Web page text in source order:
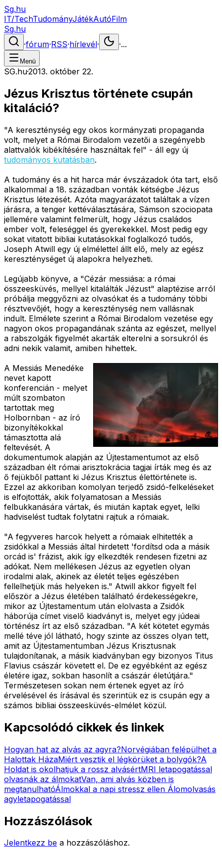
Sg.hu
IT/TechTudományJátékAutóFilm
Sg.hu
·fórum·RSS·hírlevél· ·...
Menü
SG.hu·2013. október 22.
Jézus Krisztus története csupán
kitaláció?
"A kereszténység egy okos kormányzati propaganda
volt, melyet a Római Birodalom vezetői a szegényebb
alattvalók kibékítésére használtak fel" - áll egy új
tudományos kutatásban.
A tudomány és a hit harca már évszázadok óta tart, első
alkalommal a 18. században vonták kétségbe Jézus
Krisztus létezését. Azóta magyarázatot találtak a vízen
járásra, a tenger kettéválasztására, Sámson szociopata
jellemére valamint felmerült, hogy Jézus családos
ember volt, feleséggel és gyerekekkel. Most pedig egy
sokat vitatott bibliai kutatásokkal foglalkozó tudós,
Joseph Atwill egy új elmélettel állt elő, mely az egész
kereszténységet új alapokra helyezheti.
Legújabb könyve, a "Cézár messiása: a római
összeesküvés, mellyel kitalálták Jézust" alaptézise arról
próbálja meggyőzni az olvasókat és a tudomány többi
résztvevőjét, hogy a kereszténység nem vallásnak
indult. Elmélete szerint a Római Birodalom vezetése egy
nagyon okos propagandának szánta az egészet, mellyel
a rabszolgák figyelmét akarták elterelni a sorsukról és
adni nekik valamit, amiben hihettek.
A Messiás Menedéke
nevet kapott
konferencián - melyet
múlt szombaton
tartottak meg
Holbornban - az író
bizonyítékokkal
támasztotta alá
feltevését. A
dokumentumok alapján az Újtestamentumot az első
században élt római arisztokrácia tagjai írták meg és az
ő fejükből pattant ki Jézus Krisztus élettörténete is.
Ezzel az akkoriban komolyan terjedő zsidó-felkeléseket
is elfojtották, akik folyamatosan a Messiás
felbukkanására vártak, és miután kaptak egyet, lelki
hadviselést tudtak folytatni rajtuk a rómaiak.
"A fegyveres harcok helyett a rómaiak elhitették a
zsidókkal a Messiás által hirdetett 'fordítsd oda a másik
orcád is' frázist, akik így elkezdték rendesen fizetni az
adókat. Nem mellékesen Jézus az egyetlen olyan
irodalmi alak, akinek az életét teljes egészében
fellelhetjük más helyeken is." Atwill akkor figyelt fel
először a Jézus életében található érdekességekre,
mikor az Újtestamentum után elolvasta a Zsidók
háborúja címet viselő kiadványt is, melyet egy júdeai
történész írt az első században. "A két kötetet egymás
mellé téve jól látható, hogy szinte az összes olyan tett,
amit az Újtestamentumban Jézus Krisztusnak
tulajdonítanak, a másik kiadványban egy bizonyos Titus
Flavius császár követett el. De ez egyébként az egész
életére igaz, sokban hasonlít a császár életútjára."
Természetesen sokan nem értenek egyet az író
érvelésével és írásával és szerintük ez is csupán egy a
számos bibliai összeesküvés-elmélet közül.
Kapcsolódó cikkek és linkek
Hogyan hat az alvás az agyra?Norvégiában felépülhet a
Halottak HázaMiért vesztik el légkörüket a bolygók?A
Holdat is okolhatjuk a rossz alvásértMRI letapogatással
olvasnák az álmokatVan, ami alvás közben is
megtanulhatóÁlmokkal a napi stressz ellen Álomolvasás
agyletapogatással
Hozzászólások
Jelentkezz be a hozzászóláshoz.